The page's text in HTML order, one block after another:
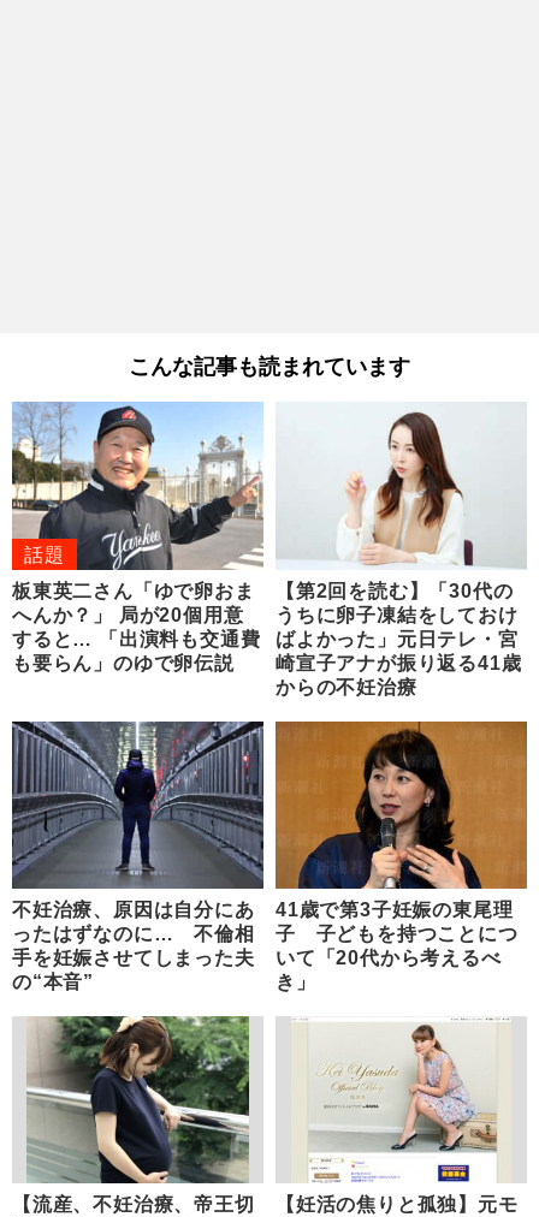
こんな記事も読まれています
話題
板東英二さん「ゆで卵おま
へんか？」 局が20個用意
すると… 「出演料も交通費
も要らん」のゆで卵伝説
【第2回を読む】「30代の
うちに卵子凍結をしておけ
ばよかった」元日テレ・宮
崎宣子アナが振り返る41歳
からの不妊治療
不妊治療、原因は自分にあ
ったはずなのに… 不倫相
手を妊娠させてしまった夫
の“本音”
41歳で第3子妊娠の東尾理
子 子どもを持つことにつ
いて「20代から考えるべ
き」
【流産、不妊治療、帝王切
【妊活の焦りと孤独】元モ